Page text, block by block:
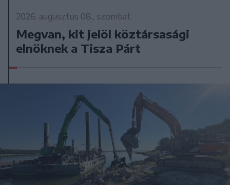
2026. augusztus 08., szombat
Megvan, kit jelöl köztársasági
elnöknek a Tisza Párt